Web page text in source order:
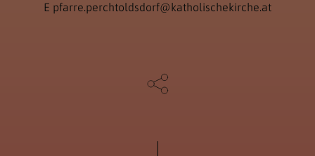
E pfarre.perchtoldsdorf@katholischekirche.at